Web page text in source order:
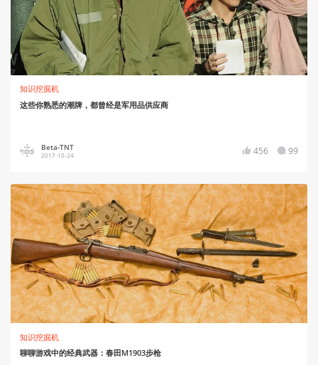
知识挖掘机
这些你熟悉的潮牌，都曾经是军用品供应商
Beta-TNT
2017-10-24 456 99
知识挖掘机
聊聊游戏中的经典武器：春田M1903步枪